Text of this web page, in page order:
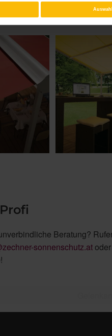
im Bereich
Beratung?
sonnenschutz.at